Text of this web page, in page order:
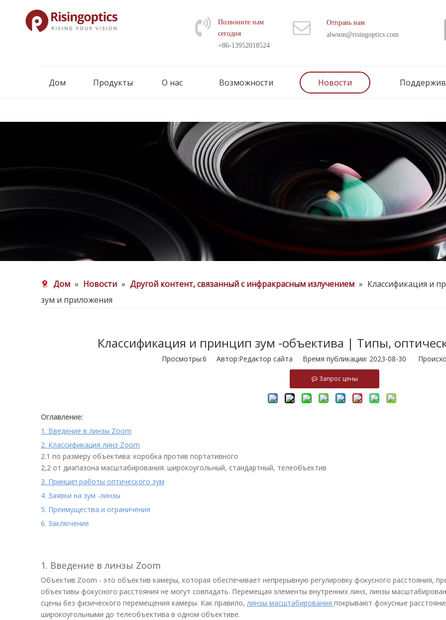
Позвоните нам
сегодня
+86-13952018524
Отправь нам
alwson@risingoptics.com
Дом Продукты О нас Возможности Новости
Дом » Новости » Другой контент, связанный с инфракрасным излучением » Классификация и
зум и приложения
Классификация и принцип зум -объектива | Типы,
Просмотры:6 Автор:Pедактор сайта Время публикации: 2023-08-30
Запрос цены
Оглавление:
1. Введение в линзы Zoom
2. Классификация линз Zoom
2.1 по размеру объектива: коробка против портативного
2,2 от диапазона масштабирования: широкоугольный, стандартный, телеобъектив
3. Принцип работы оптического зум
4. Заявки на зум -линзы
5. Преимущества и ограничения
6. Заключение
1. Введение в линзы Zoom
Объектив Zoom - это объектив камеры, которая обеспечивает непрерывную регулировку фокусного расстояния,
объективы фокусного расстояния не могут совпадать. Перемещая элементы внутренних линз, линзы
сцены без физического перемещения камеры. Как правило, линзы масштабирования покрывают фокусные
широкоугольными до телеобъектива в одном объективе.